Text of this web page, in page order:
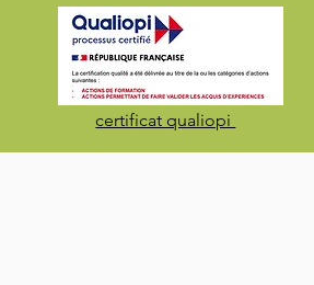
certificat qualiopi